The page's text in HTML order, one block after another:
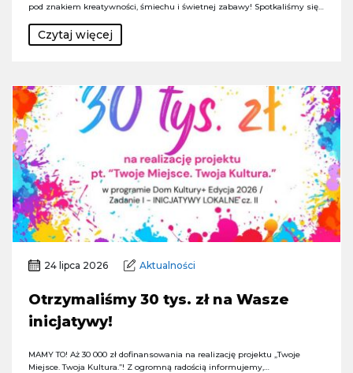
pod znakiem kreatywności, śmiechu i świetnej zabawy! Spotkaliśmy się…
Czytaj więcej
24 lipca 2026 Aktualności
Otrzymaliśmy 30 tys. zł na Wasze
inicjatywy!
MAMY TO! Aż 30 000 zł dofinansowania na realizację projektu „Twoje
Miejsce. Twoja Kultura.”! Z ogromną radością informujemy,…